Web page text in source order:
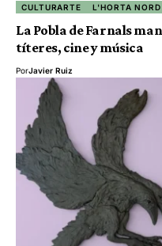
CULTURARTE L'HORTA NORD
La Pobla de Farnals
títeres, cine y música
PorJavier Ruiz